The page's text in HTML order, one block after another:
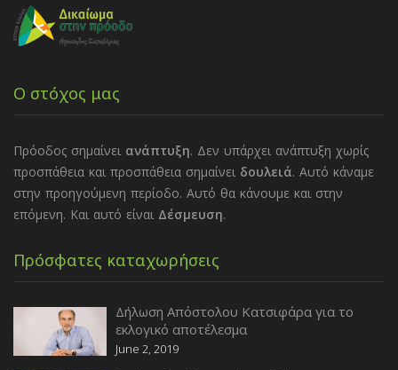
Ο στόχος μας
Πρόοδος σημαίνει ανάπτυξη. Δεν υπάρχει ανάπτυξη χωρίς
προσπάθεια και προσπάθεια σημαίνει δουλειά. Αυτό κάναμε
στην προηγούμενη περίοδο. Αυτό θα κάνουμε και στην
επόμενη. Και αυτό είναι Δέσμευση.
Πρόσφατες καταχωρήσεις
Δήλωση Απόστολου Κατσιφάρα για το
εκλογικό αποτέλεσμα
June 2, 2019